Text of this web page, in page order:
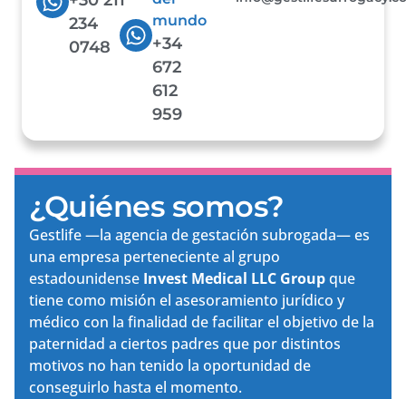
234
0748
mundo
+34
672
612
959
¿Quiénes somos?
Gestlife —la agencia de gestación subrogada— es
una empresa perteneciente al grupo
estadounidense Invest Medical LLC Groupque
tiene como misión el asesoramiento jurídico y
médico con la finalidad de facilitar el objetivo de la
paternidad a ciertos padres que por distintos
motivos no han tenido la oportunidad de
conseguirlo hasta el momento.